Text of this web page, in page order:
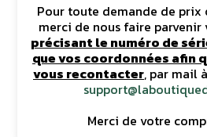
Pour toute demande de
merci de nous faire parvenir
précisant le numéro de
que vos coordonnées afin
vous recontacter, par mail
Merci de votre